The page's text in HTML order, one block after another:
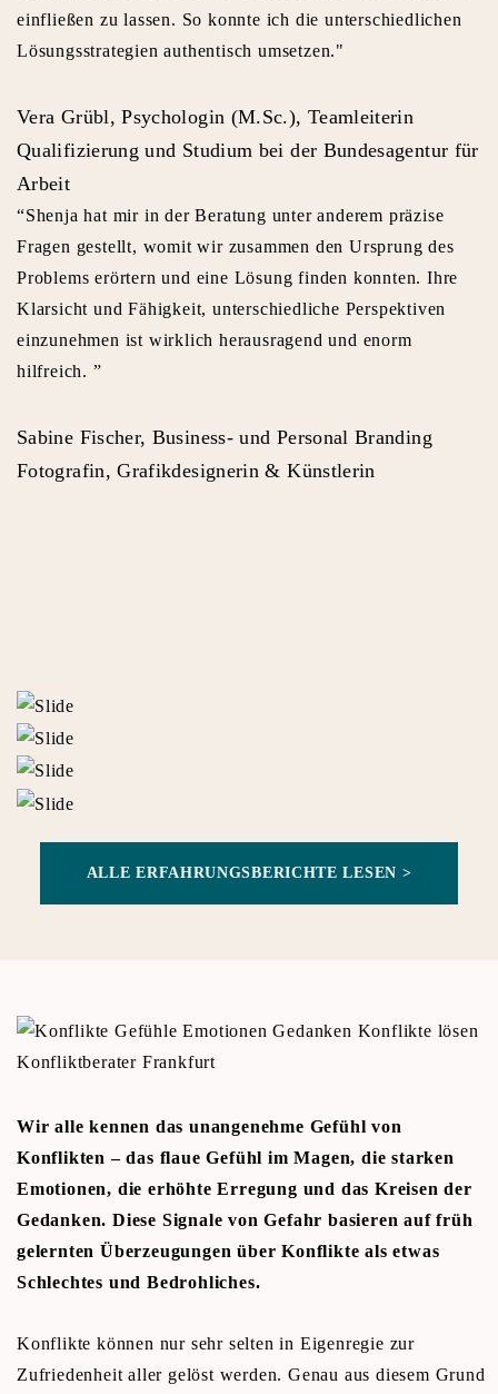
einfließen zu lassen. So konnte ich die unterschiedlichen
Lösungsstrategien authentisch umsetzen."
Vera Grübl, Psychologin (M.Sc.), Teamleiterin
Qualifizierung und Studium bei der Bundesagentur für
Arbeit
“Shenja hat mir in der Beratung unter anderem präzise
Fragen gestellt, womit wir zusammen den Ursprung des
Problems erörtern und eine Lösung finden konnten. Ihre
Klarsicht und Fähigkeit, unterschiedliche Perspektiven
einzunehmen ist wirklich herausragend und enorm
hilfreich. ”
Sabine Fischer, Business- und Personal Branding
Fotografin, Grafikdesignerin & Künstlerin
ALLE ERFAHRUNGSBERICHTE LESEN >
Wir alle kennen das unangenehme Gefühl von
Konflikten – das flaue Gefühl im Magen, die starken
Emotionen, die erhöhte Erregung und das Kreisen der
Gedanken. Diese Signale von Gefahr basieren auf früh
gelernten Überzeugungen über Konflikte als etwas
Schlechtes und Bedrohliches.
Konflikte können nur sehr selten in Eigenregie zur
Zufriedenheit aller gelöst werden. Genau aus diesem Grund